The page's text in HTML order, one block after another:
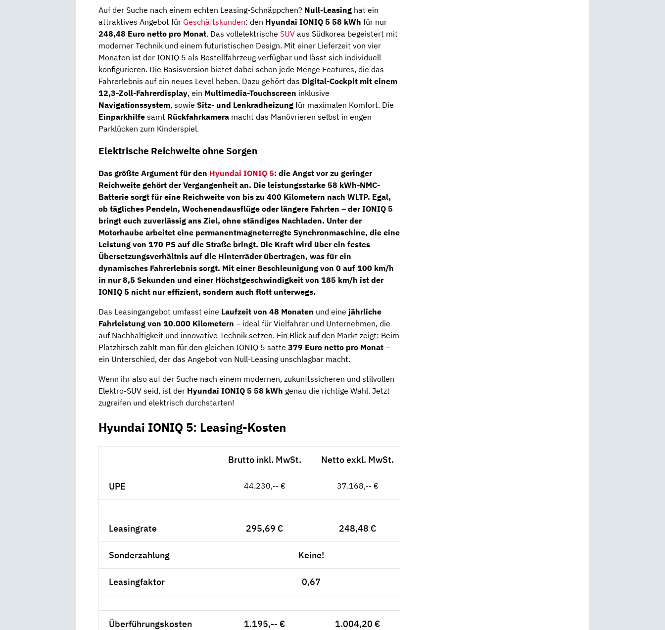
Auf der Suche nach einem echten Leasing-Schnäppchen? Null-Leasing hat ein
attraktives Angebot für Geschäftskunden: den Hyundai IONIQ 5 58 kWh für nur
248,48 Euro netto pro Monat. Das vollelektrische SUV aus Südkorea begeistert mit
moderner Technik und einem futuristischen Design. Mit einer Lieferzeit von vier
Monaten ist der IONIQ 5 als Bestellfahrzeug verfügbar und lässt sich individuell
konfigurieren. Die Basisversion bietet dabei schon jede Menge Features, die das
Fahrerlebnis auf ein neues Level heben. Dazu gehört das Digital-Cockpit mit einem
12,3-Zoll-Fahrerdisplay, ein Multimedia-Touchscreen inklusive
Navigationssystem, sowie Sitz- und Lenkradheizung für maximalen Komfort. Die
Einparkhilfe samt Rückfahrkamera macht das Manövrieren selbst in engen
Parklücken zum Kinderspiel.
Elektrische Reichweite ohne Sorgen
Das größte Argument für den Hyundai IONIQ 5: die Angst vor zu geringer
Reichweite gehört der Vergangenheit an. Die leistungsstarke 58 kWh-NMC-
Batterie sorgt für eine Reichweite von bis zu 400 Kilometern nach WLTP. Egal,
ob tägliches Pendeln, Wochenendausflüge oder längere Fahrten – der IONIQ 5
bringt euch zuverlässig ans Ziel, ohne ständiges Nachladen. Unter der
Motorhaube arbeitet eine permanentmagneterregte Synchronmaschine, die eine
Leistung von 170 PS auf die Straße bringt. Die Kraft wird über ein festes
Übersetzungsverhältnis auf die Hinterräderübertragen, was für ein
dynamisches Fahrerlebnis sorgt. Mit einer Beschleunigung von 0 auf 100 km/h
in nur 8,5 Sekunden und einer Höchstgeschwindigkeit von 185 km/h ist der
IONIQ 5 nicht nur effizient, sondern auch flott unterwegs.
Das Leasingangebot umfasst eine Laufzeit von 48 Monaten und eine jährliche
Fahrleistung von 10.000 Kilometern – ideal für Vielfahrer und Unternehmen, die
auf Nachhaltigkeit und innovative Technik setzen. Ein Blick auf den Markt zeigt: Beim
Platzhirsch zahlt man für den gleichen IONIQ 5 satte 379 Euro netto pro Monat –
ein Unterschied, der das Angebot von Null-Leasing unschlagbar macht.
Wenn ihr also auf der Suche nach einem modernen, zukunftssicheren und stilvollen
Elektro-SUV seid, ist der Hyundai IONIQ 5 58 kWh genau die richtige Wahl. Jetzt
zugreifen und elektrisch durchstarten!
Hyundai IONIQ 5: Leasing-Kosten
Brutto inkl. MwSt. Netto exkl. MwSt.
UPE 44.230,-- € 37.168,-- €
Leasingrate 295,69 € 248,48 €
Sonderzahlung Keine!
Leasingfaktor 0,67
Überführungskosten 1.195,-- € 1.004,20 €